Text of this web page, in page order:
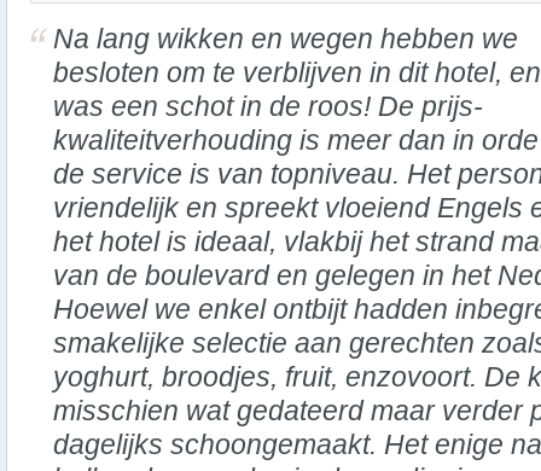
Na lang wikken en wegen hebben we
besloten om te verblijven in dit hotel,
was een schot in de roos! De prijs-
kwaliteitverhouding is meer dan in
de service is van topniveau. Het
vriendelijk en spreekt vloeiend Engels
het hotel is ideaal, vlakbij het strand
van de boulevard en gelegen in het
Hoewel we enkel ontbijt hadden
smakelijke selectie aan gerechten
yoghurt, broodjes, fruit, enzovoort. De
misschien wat gedateerd maar verder
dagelijks schoongemaakt. Het enige